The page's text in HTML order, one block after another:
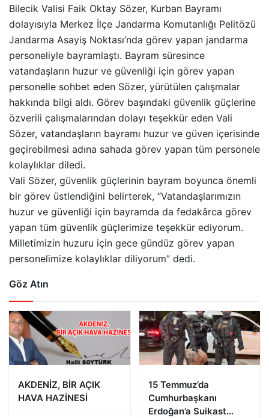
Bilecik Valisi Faik Oktay Sözer, Kurban Bayramı
dolayısıyla Merkez İlçe Jandarma Komutanlığı Pelitözü
Jandarma Asayiş Noktası’nda görev yapan jandarma
personeliyle bayramlaştı. Bayram süresince
vatandaşların huzur ve güvenliği için görev yapan
personelle sohbet eden Sözer, yürütülen çalışmalar
hakkında bilgi aldı. Görev başındaki güvenlik güçlerine
özverili çalışmalarından dolayı teşekkür eden Vali
Sözer, vatandaşların bayramı huzur ve güven içerisinde
geçirebilmesi adına sahada görev yapan tüm personele
kolaylıklar diledi.
Vali Sözer, güvenlik güçlerinin bayram boyunca önemli
bir görev üstlendiğini belirterek, “Vatandaşlarımızın
huzur ve güvenliği için bayramda da fedakârca görev
yapan tüm güvenlik güçlerimize teşekkür ediyorum.
Milletimizin huzuru için gece gündüz görev yapan
personelimize kolaylıklar diliyorum” dedi.
Göz Atın
AKDENİZ, BİR AÇIK
HAVA HAZİNESİ
15 Temmuz’da
Cumhurbaşkanı
Erdoğan’a Suikast